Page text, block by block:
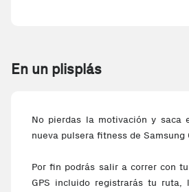
En un plisplás
No pierdas la motivación y saca
nueva pulsera fitness de Samsung
Por fin podrás salir a correr con
GPS incluido registrarás tu